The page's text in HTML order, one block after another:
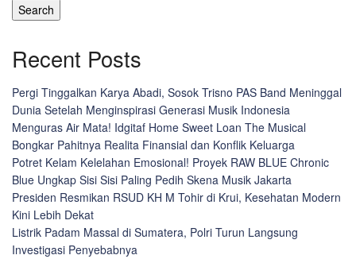
Search
Recent Posts
Pergi Tinggalkan Karya Abadi, Sosok Trisno PAS Band Meninggal
Dunia Setelah Menginspirasi Generasi Musik Indonesia
Menguras Air Mata! Idgitaf Home Sweet Loan The Musical
Bongkar Pahitnya Realita Finansial dan Konflik Keluarga
Potret Kelam Kelelahan Emosional! Proyek RAW BLUE Chronic
Blue Ungkap Sisi Sisi Paling Pedih Skena Musik Jakarta
Presiden Resmikan RSUD KH M Tohir di Krui, Kesehatan Modern
Kini Lebih Dekat
Listrik Padam Massal di Sumatera, Polri Turun Langsung
Investigasi Penyebabnya